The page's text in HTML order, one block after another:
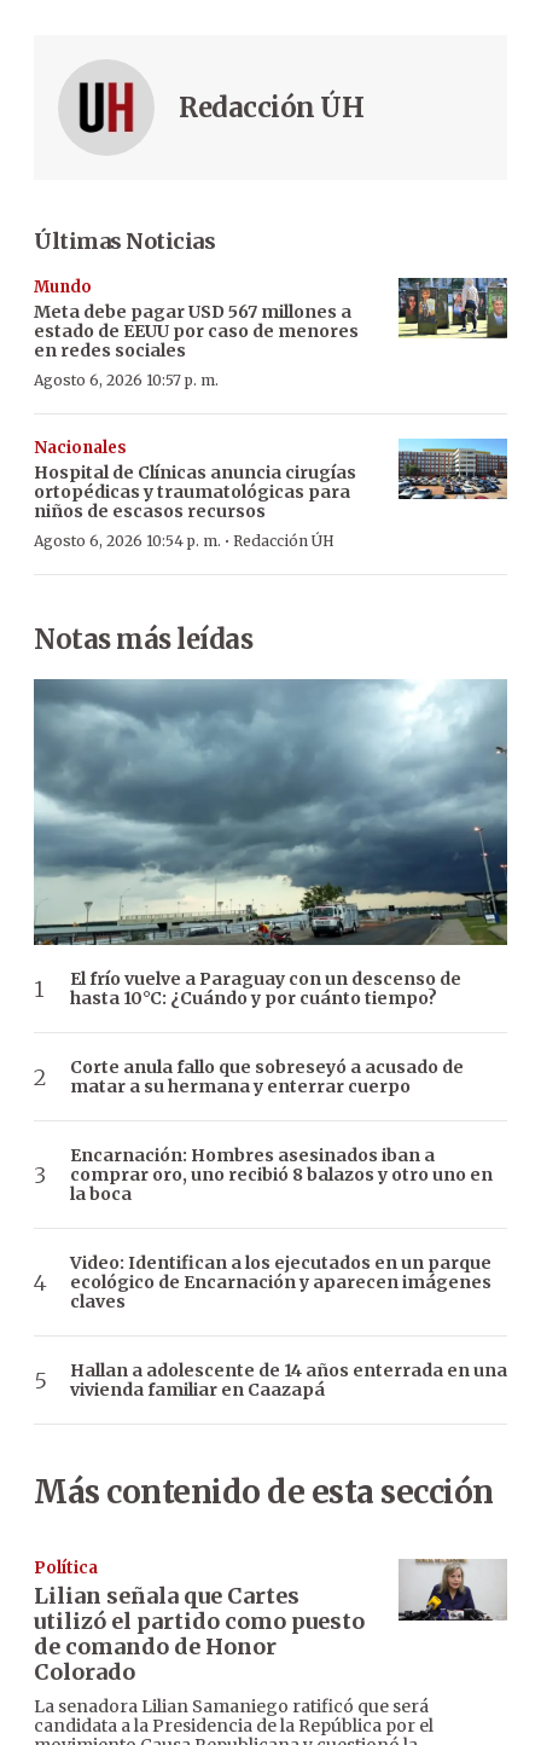
Redacción ÚH
Últimas Noticias
Mundo
Meta debe pagar USD 567 millones a
estado de EEUU por caso de menores
en redes sociales
Agosto 6, 2026 10:57 p. m.
Nacionales
Hospital de Clínicas anuncia cirugías
ortopédicas y traumatológicas para
niños de escasos recursos
Agosto 6, 2026 10:54 p. m. · Redacción ÚH
Notas más leídas
El frío vuelve a Paraguay con un descenso de
hasta 10°C: ¿Cuándo y por cuánto tiempo?
Corte anula fallo que sobreseyó a acusado de
matar a su hermana y enterrar cuerpo
Encarnación: Hombres asesinados iban a
comprar oro, uno recibió 8 balazos y otro uno en
la boca
Video: Identifican a los ejecutados en un parque
ecológico de Encarnación y aparecen imágenes
claves
Hallan a adolescente de 14 años enterrada en una
vivienda familiar en Caazapá
Más contenido de esta sección
Política
Lilian señala que Cartes
utilizó el partido como puesto
de comando de Honor
Colorado
La senadora Lilian Samaniego ratificó que será
candidata a la Presidencia de la República por el